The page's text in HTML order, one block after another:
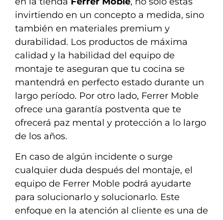
invirtiendo en un concepto a medida, sino
también en materiales premium y
durabilidad. Los productos de máxima
calidad y la habilidad del equipo de
montaje te aseguran que tu cocina se
mantendrá en perfecto estado durante un
largo período. Por otro lado, Ferrer Moble
ofrece una garantía postventa que te
ofrecerá paz mental y protección a lo largo
de los años.
En caso de algún incidente o surge
cualquier duda después del montaje, el
equipo de Ferrer Moble podrá ayudarte
para solucionarlo y solucionarlo. Este
enfoque en la atención al cliente es una de